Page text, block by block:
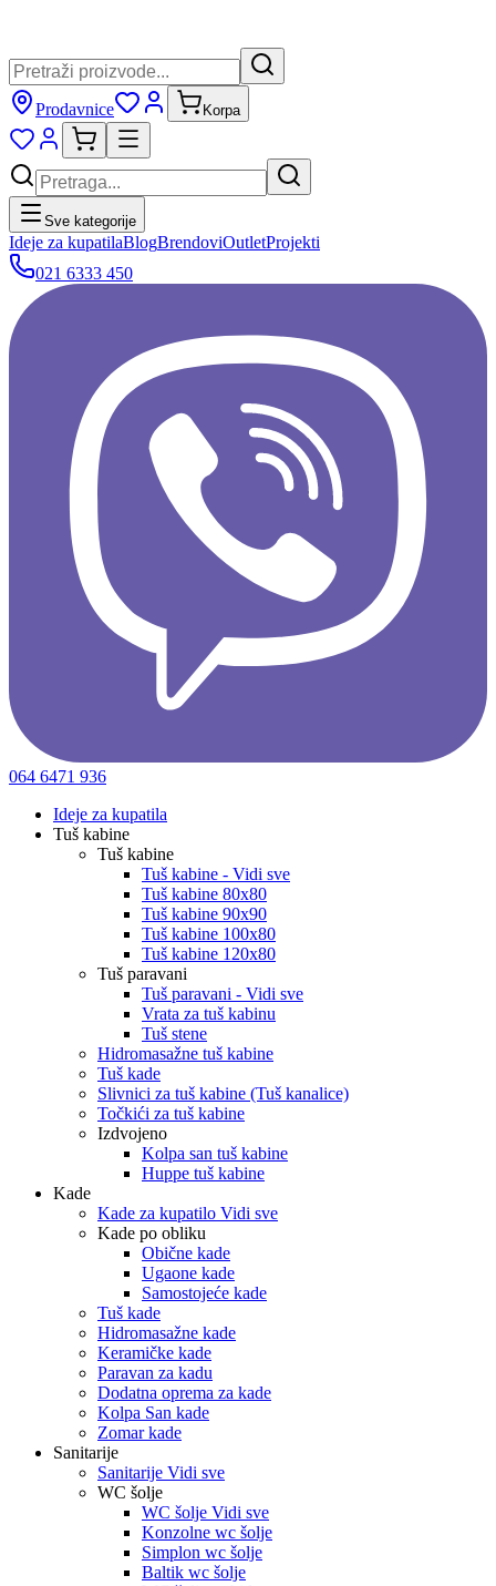
Prodavnice Korpa
Sve kategorije
Ideje za kupatilaBlogBrendoviOutletProjekti
021 6333 450
064 6471 936
Ideje za kupatila
Tuš kabine
Tuš kabine
Tuš kabine - Vidi sve
Tuš kabine 80x80
Tuš kabine 90x90
Tuš kabine 100x80
Tuš kabine 120x80
Tuš paravani
Tuš paravani - Vidi sve
Vrata za tuš kabinu
Tuš stene
Hidromasažne tuš kabine
Tuš kade
Slivnici za tuš kabine (Tuš kanalice)
Točkići za tuš kabine
Izdvojeno
Kolpa san tuš kabine
Huppe tuš kabine
Kade
Kade za kupatilo Vidi sve
Kade po obliku
Obične kade
Ugaone kade
Samostojeće kade
Tuš kade
Hidromasažne kade
Keramičke kade
Paravan za kadu
Dodatna oprema za kade
Kolpa San kade
Zomar kade
Sanitarije
Sanitarije Vidi sve
WC šolje
WC šolje Vidi sve
Konzolne wc šolje
Simplon wc šolje
Baltik wc šolje